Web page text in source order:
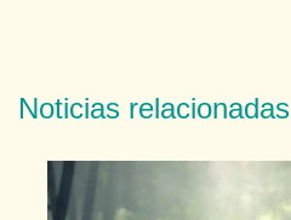
Noticias relacionadas